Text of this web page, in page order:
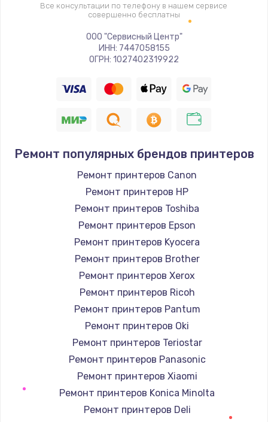
700 руб.
Заказать
Замена ТЭНа
Заказать
Замена шнура
Заказать
Замена / ремонт электронного модуля
управления
600 руб.
Заказать
Замена конфорки
Заказать
Замена платы сенсора
Заказать
Замена регулятора режимов конфорки
Все консультации по телефону в нашем сервисе
совершенно бесплатны
ООО "Сервисный Центр"
ИНН: 7447058155
ОГРН: 1027402319922
Ремонт популярных брендов принтеров
Ремонт принтеров Canon
Ремонт принтеров HP
Ремонт принтеров Toshiba
Ремонт принтеров Epson
Ремонт принтеров Kyocera
Ремонт принтеров Brother
Ремонт принтеров Xerox
Ремонт принтеров Ricoh
Ремонт принтеров Pantum
Ремонт принтеров Oki
Ремонт принтеров Teriostar
Ремонт принтеров Panasonic
Ремонт принтеров Xiaomi
Ремонт принтеров Konica Minolta
Ремонт принтеров Deli